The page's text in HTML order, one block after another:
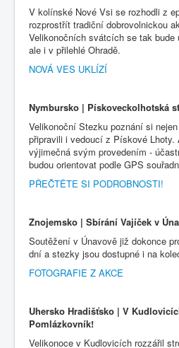
V kolínské Nové Vsi se rozhodli z
rozprostřít tradiční dobrovolnickou
Velikonočních svátcích se tak bude
ale i v přilehlé Ohradě.
NOVÁ VES UKLÍZÍ
Nymbursko | Pískoveckolhotská
Velikonoční Stezku poznání si
připravili i vedoucí z Pískové Lhoty.
výjimečná svým provedením -
budou orientovat podle GPS
PŘEČTĚTE SI PODROBNOSTI!
Znojemsko | Sbírání Vajíček v
Soutěžení v Únavově již dokonce
dní a stezky jsou dostupné i na
FOTOGRAFIE Z AKCE
Uhersko Hradišťsko | V
Pomlázkovník!
Velikonoce v Kudlovicích rozzářil